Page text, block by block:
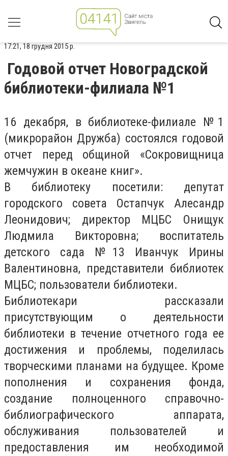
17:21, 18 грудня 2015 р.
Годовой отчет Новоградской
библиотеки-филиала №1
16 декабря, в библиотеке-филиале №1
(микрорайон Дружба) состоялся годовой
отчет перед общиной «Сокровищница
жемчужин в океане книг».
В библиотеку посетили: депутат
городского совета Остапчук Алесандр
Леонидович; директор МЦБС Онищук
Людмила Викторовна; воспитатель
детского сада №13 Иванчук Ирины
Валентиновна, представители библиотек
МЦБС; пользователи библиотеки.
Библиотекари рассказали
присутствующим о деятельности
библиотеки в течение отчетного года ее
достижения и проблемы, поделилась
творческими планами на будущее. Кроме
пополнения и сохранения фонда,
создание полноценного справочно-
библиографического аппарата,
обслуживания пользователей и
предоставления им необходимой